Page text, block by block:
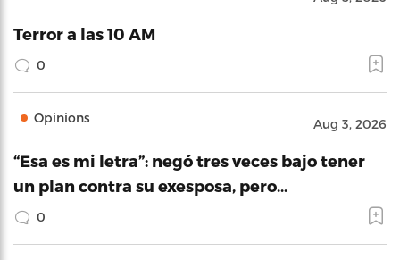
Terror a las 10 AM
0
Opinions Aug 3, 2026
“Esa es mi letra”: negó tres veces bajo tener
un plan contra su exesposa, pero…
0